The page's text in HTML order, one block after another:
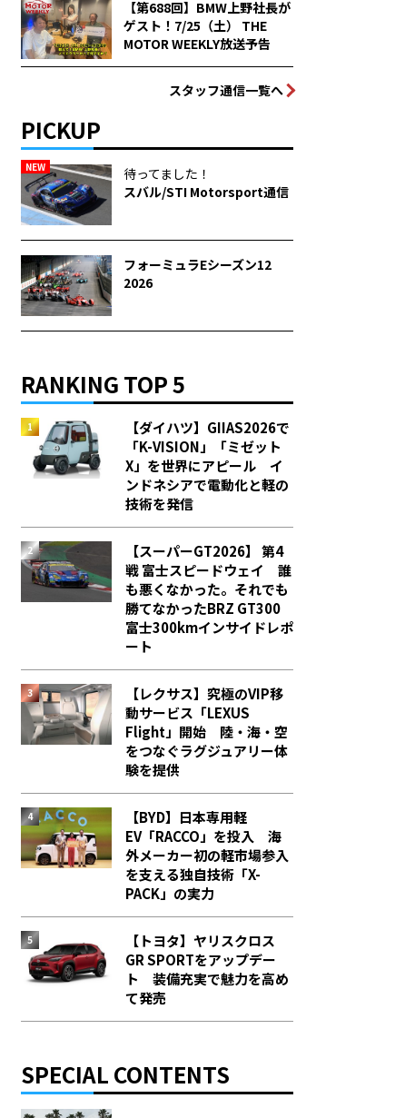
【第688回】BMW上野社長が
ゲスト！7/25（土） THE
MOTOR WEEKLY放送予告
スタッフ通信一覧へ
PICKUP
NEW
待ってました！
スバル/STI Motorsport通信
フォーミュラEシーズン12
2026
RANKING TOP 5
【ダイハツ】GIIAS2026で
「K-VISION」「ミゼット
X」を世界にアピール イ
ンドネシアで電動化と軽の
技術を発信
【スーパーGT2026】 第4
戦 富士スピードウェイ 誰
も悪くなかった。それでも
勝てなかった――BRZ GT300
富士300kmインサイドレポ
ート
【レクサス】究極のVIP移
動サービス「LEXUS
Flight」開始 陸・海・空
をつなぐラグジュアリー体
験を提供
【BYD】日本専用軽
EV「RACCO」を投入 海
外メーカー初の軽市場参入
を支える独自技術「X-
PACK」の実力
【トヨタ】ヤリスクロス
GR SPORTをアップデー
ト 装備充実で魅力を高め
て発売
SPECIAL CONTENTS